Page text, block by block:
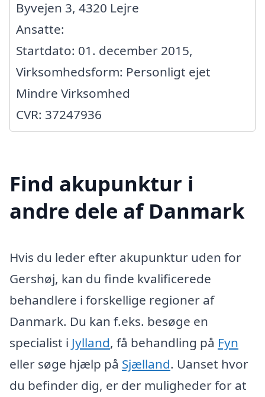
Byvejen 3, 4320 Lejre
Ansatte:
Startdato: 01. december 2015,
Virksomhedsform: Personligt ejet
Mindre Virksomhed
CVR: 37247936
Find akupunktur i
andre dele af Danmark
Hvis du leder efter akupunktur uden for
Gershøj, kan du finde kvalificerede
behandlere i forskellige regioner af
Danmark. Du kan f.eks. besøge en
specialist i Jylland, få behandling på Fyn
eller søge hjælp på Sjælland. Uanset hvor
du befinder dig, er der muligheder for at